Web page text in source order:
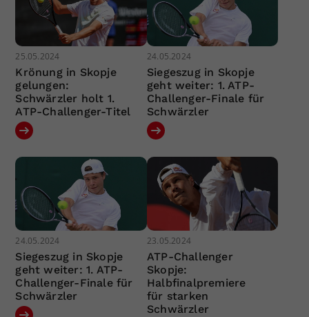
25.05.2024
Krönung in Skopje
gelungen:
Schwärzler holt 1.
ATP-Challenger-Titel
24.05.2024
Siegeszug in Skopje
geht weiter: 1. ATP-
Challenger-Finale für
Schwärzler
24.05.2024
Siegeszug in Skopje
geht weiter: 1. ATP-
Challenger-Finale für
Schwärzler
23.05.2024
ATP-Challenger
Skopje:
Halbfinalpremiere
für starken
Schwärzler